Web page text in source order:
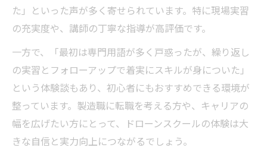
た」といった声が多く寄せられています。特に現場実習
の充実度や、講師の丁寧な指導が高評価です。
一方で、「最初は専門用語が多く戸惑ったが、繰り返し
の実習とフォローアップで着実にスキルが身についた」
という体験談もあり、初心者にもおすすめできる環境が
整っています。製造職に転職を考える方や、キャリアの
幅を広げたい方にとって、ドローンスクールの体験は大
きな自信と実力向上につながるでしょう。